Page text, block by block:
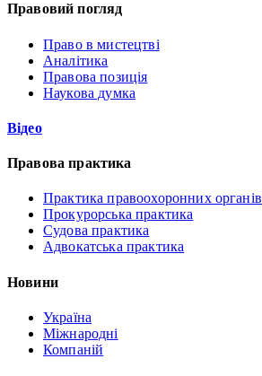
Правовий погляд
Право в мистецтві
Аналітика
Правова позиція
Наукова думка
Відео
Правова практика
Практика правоохоронних органів
Прокурорська практика
Судова практика
Адвокатська практика
Новини
Україна
Міжнародні
Компаній